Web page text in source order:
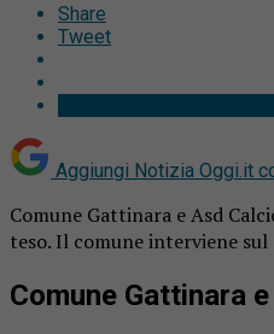
Share
Tweet
Aggiungi Notizia Oggi.it
Comune Gattinara e Asd
teso. Il comune interviene sul
Comune Gattinara